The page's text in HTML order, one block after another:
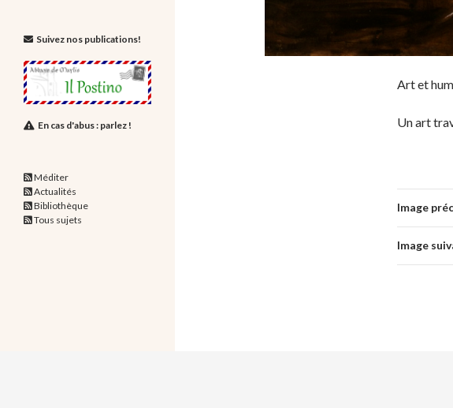
Art et
Un art
Image
Image
Suivez nos publications!
En cas d'abus : parlez !
Méditer
Actualités
Bibliothèque
Tous sujets